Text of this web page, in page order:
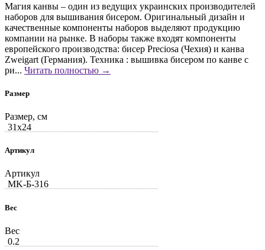
Магия канвы – один из ведущих украинских производителей
наборов для вышивания бисером. Оригинальный дизайн и
качественные компоненты наборов выделяют продукцию
компании на рынке. В наборы также входят компоненты
европейского производства: бисер Preciosa (Чехия) и канва
Zweigart (Германия). Техника : вышивка бисером по канве с
ри... Читать полностью →
Размер
Размер, см
31x24
Артикул
Артикул
MK-Б-316
Вес
Вес
0.2